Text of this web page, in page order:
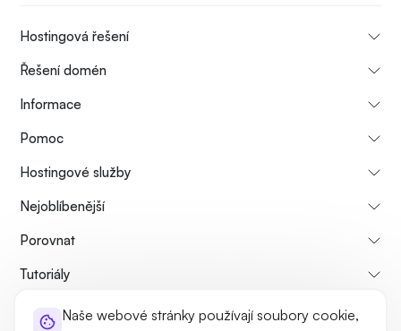
Naše webové stránky používají soubory cookie,
Hostingová řešení
Řešení domén
Informace
Pomoc
Hostingové služby
Nejoblíbenější
Porovnat
Tutoriály